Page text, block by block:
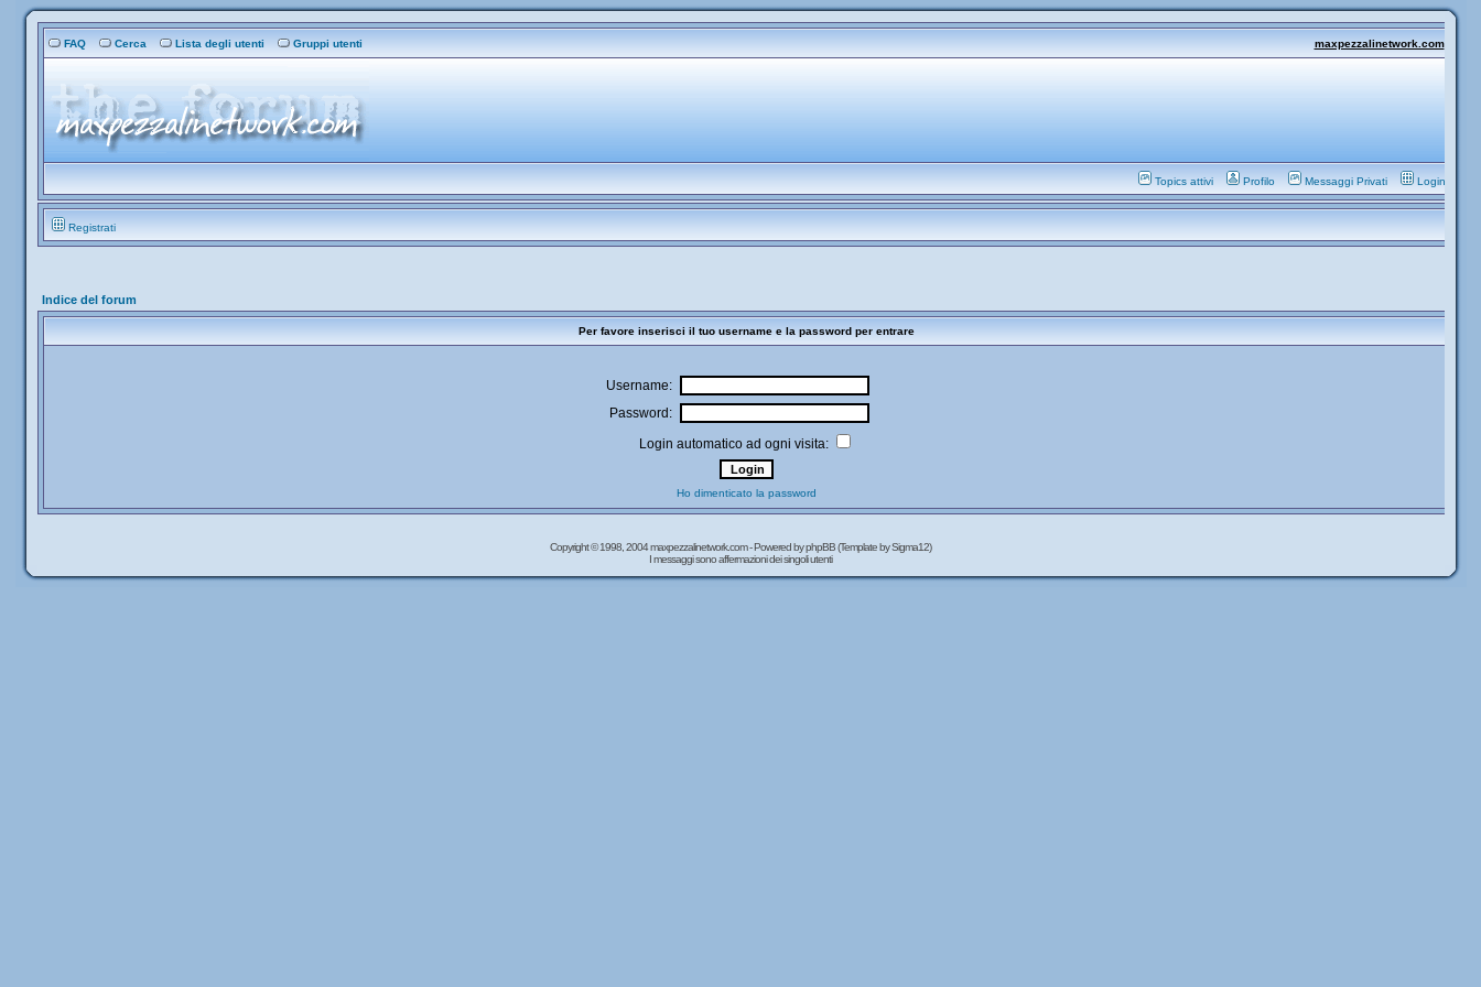
FAQ Cerca Lista degli utenti Gruppi utenti maxpezzalinetwork.com
Topics attivi Profilo Messaggi Privati Login
Registrati
Indice del forum
Per favore inserisci il tuo username e la password per entrare
Username:
Password:
Login automatico ad ogni visita:
Ho dimenticato la password
Copyright © 1998, 2004 maxpezzalinetwork.com - Powered byphpBB(Template by Sigma12)
I messaggi sono affermazioni dei singoli utenti